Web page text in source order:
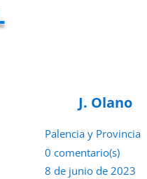
J. Olano
Palencia y Provincia
0 comentario(s)
8 de junio de 2023